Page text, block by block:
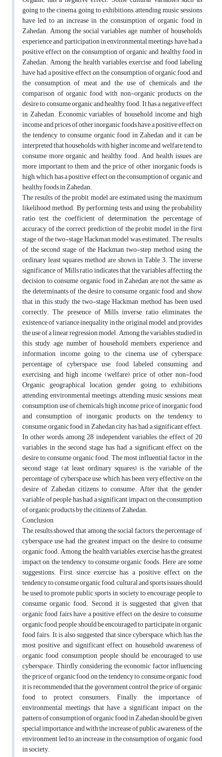
going to the cinema, going to exhibitions, attending music sessions
have led to an increase in the consumption of organic food in
Zahedan. Among the social variables, age, number of households,
experience and participation in environmental meetings have had a
positive effect on the consumption of organic and healthy food in
Zahedan. Among the health variables, exercise and food labeling
have had a positive effect on the consumption of organic food, and
the consumption of meat and the use of chemicals and the
comparison of organic food with non-organic products on the
desire to consume organic and healthy food. It has a negative effect
in Zahedan. Economic variables of household income and high
income and prices of other inorganic foods have a positive effect on
the tendency to consume organic food in Zahedan and it can be
interpreted that households with higher income and welfare tend to
consume more organic and healthy food. And health issues are
more important to them and the price of other inorganic foods is
high, which has a positive effect on the consumption of organic and
healthy foods in Zahedan.
The results of the probit model are estimated using the maximum
likelihood method. By performing tests and using the probability
ratio test, the coefficient of determination, the percentage of
accuracy of the correct prediction of the probit model in the first
stage of the two-stage Hackman model was estimated. The results
of the second stage of the Hackman two-step method using the
ordinary least squares method are shown in Table 3. The inverse
significance of Mills ratio indicates that the variables affecting the
decision to consume organic food in Zahedan are not the same as
the determinants of the desire to consume organic food and show
that in this study the two-stage Hackman method has been used
correctly. The presence of Mills inverse ratio eliminates the
existence of variance inequality in the original model and provides
the use of a linear regression model. Among the variables studied in
this study, age, number of household members, experience and
information, income, going to the cinema, use of cyberspace,
percentage of cyberspace use, food labeled consuming and
exercising and high income (welfare), price of other non-food
Organic, geographical location, gender, going to exhibitions,
attending environmental meetings, attending music sessions, meat
consumption, use of chemicals, high income, price of inorganic food
and consumption of inorganic products on the tendency to
consume organic food in Zahedan city has had a significant effect.
In other words, among 28 independent variables, the effect of 20
variables in the second stage has had a significant effect on the
desire to consume organic food. The most influential factor in the
second stage (at least ordinary squares) is the variable of the
percentage of cyberspace use, which has been very effective on the
desire of Zahedan citizens to consume. After that, the gender
variable of people has had a significant impact on the consumption
of organic products by the citizens of Zahedan.
Conclusion
The results showed that among the social factors, the percentage of
cyberspace use had the greatest impact on the desire to consume
organic food. Among the health variables, exercise has the greatest
impact on the tendency to consume organic foods. Here are some
suggestions. First, since exercise has a positive effect on the
tendency to consume organic food, cultural and sports issues should
be used to promote public sports in society to encourage people to
consume organic food. Second, it is suggested that given that
organic food fairs have a positive effect on the desire to consume
organic food, people should be encouraged to participate in organic
food fairs. It is also suggested that since cyberspace, which has the
most positive and significant effect on household awareness of
organic food consumption, people should be encouraged to use
cyberspace. Thirdly, considering the economic factor influencing
the price of organic food on the tendency to consume organic food,
it is recommended that the government control the price of organic
food to protect consumers. Finally, the importance of
environmental meetings that have a significant impact on the
pattern of consumption of organic food in Zahedan should be given
special importance and with the increase of public awareness of the
environment led to an increase in the consumption of organic food
in society.